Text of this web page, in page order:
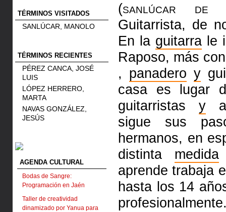
TÉRMINOS VISITADOS
SANLÚCAR, MANOLO
TÉRMINOS RECIENTES
PÉREZ CANCA, JOSÉ
LUIS
LÓPEZ HERRERO,
MARTA
NAVAS GONZÁLEZ,
JESÚS
AGENDA CULTURAL
Bodas de Sangre:
Programación en Jaén
Taller de creatividad
dinamizado por Yanua para
(sanlúcar de
Guitarrista, de
En la guitarrale
Raposo, más
, panadero y
casa es lugar
guitarristas y
sigue sus
hermanos, en
distinta medida
aprende trabaja
hasta los 14